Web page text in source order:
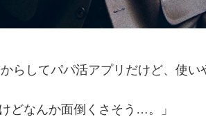
からしてパパ活アプリだけど、使い
どなんか面倒くさそう…。」